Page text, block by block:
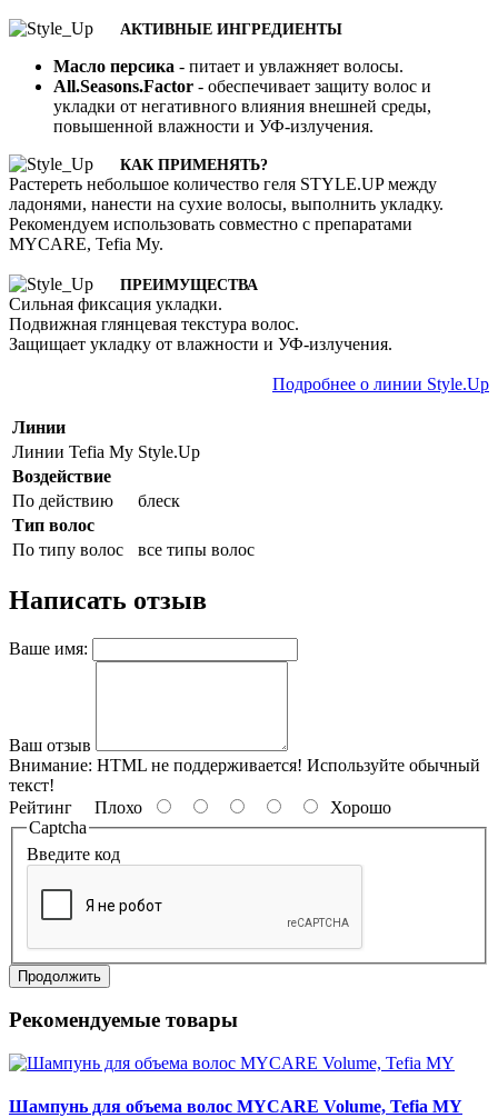
АКТИВНЫЕ ИНГРЕДИЕНТЫ
Масло персика - питает и увлажняет волосы.
All.Seasons.Factor - обеспечивает защиту волос и
укладки от негативного влияния внешней среды,
повышенной влажности и УФ-излучения.
КАК ПРИМЕНЯТЬ?
Растереть небольшое количество геля STYLE.UP между
ладонями, нанести на сухие волосы, выполнить укладку.
Рекомендуем использовать совместно с препаратами
MYCARE, Tefia My.
ПРЕИМУЩЕСТВА
Сильная фиксация укладки.
Подвижная глянцевая текстура волос.
Защищает укладку от влажности и УФ-излучения.
Подробнее о линии Style.Up
Линии
Линии Tefia My Style.Up
Воздействие
По действию
блеск
Тип волос
По типу волос
все типы волос
Написать отзыв
Ваше имя:
Ваш отзыв
Внимание: HTML не поддерживается! Используйте обычный
текст!
Рейтинг Плохо
Хорошо
Captcha
Введите код
Продолжить
Рекомендуемые товары
Шампунь для объема волос MYCARE Volume, Tefia MY